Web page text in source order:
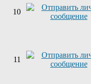
10
11